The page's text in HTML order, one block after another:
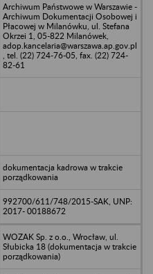
Archiwum Państwowe w Warszawie -
Archiwum Dokumentacji Osobowej i
Płacowej w Milanówku, ul. Stefana
Okrzei 1, 05-822 Milanówek,
adop.kancelaria@warszawa.ap.gov.pl
, tel. (22) 724-76-05, fax. (22) 724-
82-61
dokumentacja kadrowa w trakcie
porządkowania
992700/611/748/2015-SAK, UNP:
2017- 00188672
WOZAK Sp. z o.o., Wrocław, ul.
Słubicka 18 (dokumentacja w trakcie
porządkowania)